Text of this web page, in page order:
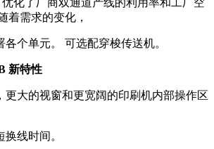
着需求的变化，
个单元。 可选配穿梭传送机。
新特性
更大的视窗和更宽阔的印刷机内部操作区
线时间。